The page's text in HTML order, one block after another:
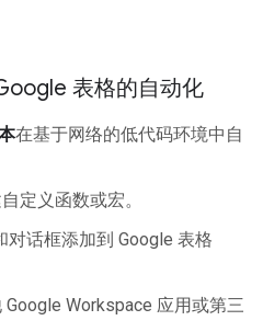
表格的自动化
在基于网络的低代码环境中自
定义函数或宏。
话框添加到 Google 表格
Workspace 应用或第三